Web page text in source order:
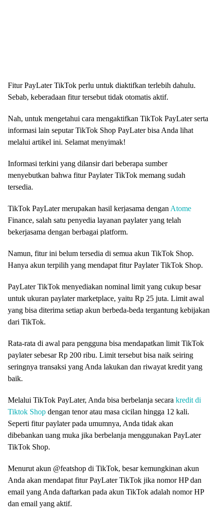
Fitur PayLater TikTok perlu untuk diaktifkan terlebih dahulu.
Sebab, keberadaan fitur tersebut tidak otomatis aktif.
Nah, untuk mengetahui cara mengaktifkan TikTok PayLater serta
informasi lain seputar TikTok Shop PayLater bisa Anda lihat
melalui artikel ini. Selamat menyimak!
Informasi terkini yang dilansir dari beberapa sumber
menyebutkan bahwa fitur Paylater TikTok memang sudah
tersedia.
TikTok PayLater merupakan hasil kerjasama dengan Atome
Finance, salah satu penyedia layanan paylater yang telah
bekerjasama dengan berbagai platform.
Namun, fitur ini belum tersedia di semua akun TikTok Shop.
Hanya akun terpilih yang mendapat fitur Paylater TikTok Shop.
PayLater TikTok menyediakan nominal limit yang cukup besar
untuk ukuran paylater marketplace, yaitu Rp 25 juta. Limit awal
yang bisa diterima setiap akun berbeda-beda tergantung kebijakan
dari TikTok.
Rata-rata di awal para pengguna bisa mendapatkan limit TikTok
paylater sebesar Rp 200 ribu. Limit tersebut bisa naik seiring
seringnya transaksi yang Anda lakukan dan riwayat kredit yang
baik.
Melalui TikTok PayLater, Anda bisa berbelanja secara kredit di
Tiktok Shop dengan tenor atau masa cicilan hingga 12 kali.
Seperti fitur paylater pada umumnya, Anda tidak akan
dibebankan uang muka jika berbelanja menggunakan PayLater
TikTok Shop.
Menurut akun @featshop di TikTok, besar kemungkinan akun
Anda akan mendapat fitur PayLater TikTok jika nomor HP dan
email yang Anda daftarkan pada akun TikTok adalah nomor HP
dan email yang aktif.